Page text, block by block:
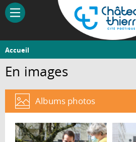
Aller
contenu
Château-
Thierry
Vous
êtes
ici
Accueil
En images
Albums photos